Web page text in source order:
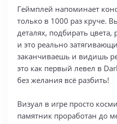
Геймплей напоминает
только в 1000 раз круче.
деталях, подбирать цвета,
и это реально
заканчиваешь и видишь
это как первый левел в
без желания всё разбить!
Визуал в игре просто
памятник проработан до